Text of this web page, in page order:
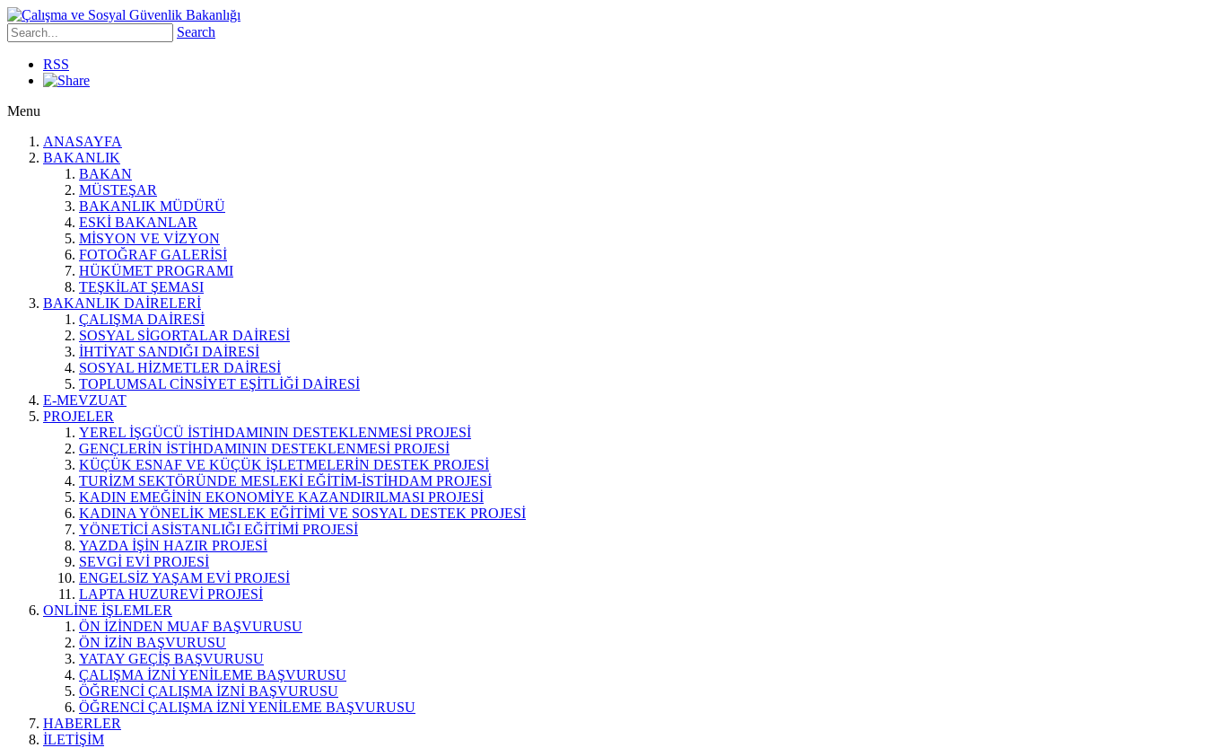
Search
RSS
Menu
ANASAYFA
BAKANLIK
BAKAN
MÜSTEŞAR
BAKANLIK MÜDÜRÜ
ESKİ BAKANLAR
MİSYON VE VİZYON
FOTOĞRAF GALERİSİ
HÜKÜMET PROGRAMI
TEŞKİLAT ŞEMASI
BAKANLIK DAİRELERİ
ÇALIŞMA DAİRESİ
SOSYAL SİGORTALAR DAİRESİ
İHTİYAT SANDIĞI DAİRESİ
SOSYAL HİZMETLER DAİRESİ
TOPLUMSAL CİNSİYET EŞİTLİĞİ DAİRESİ
E-MEVZUAT
PROJELER
YEREL İŞGÜCÜ İSTİHDAMININ DESTEKLENMESİ PROJESİ
GENÇLERİN İSTİHDAMININ DESTEKLENMESİ PROJESİ
KÜÇÜK ESNAF VE KÜÇÜK İŞLETMELERİN DESTEK PROJESİ
TURİZM SEKTÖRÜNDE MESLEKİ EĞİTİM-İSTİHDAM PROJESİ
KADIN EMEĞİNİN EKONOMİYE KAZANDIRILMASI PROJESİ
KADINA YÖNELİK MESLEK EĞİTİMİ VE SOSYAL DESTEK PROJESİ
YÖNETİCİ ASİSTANLIĞI EĞİTİMİ PROJESİ
YAZDA İŞİN HAZIR PROJESİ
SEVGİ EVİ PROJESİ
ENGELSİZ YAŞAM EVİ PROJESİ
LAPTA HUZUREVİ PROJESİ
ONLİNE İŞLEMLER
ÖN İZİNDEN MUAF BAŞVURUSU
ÖN İZİN BAŞVURUSU
YATAY GEÇİŞ BAŞVURUSU
ÇALIŞMA İZNİ YENİLEME BAŞVURUSU
ÖĞRENCİ ÇALIŞMA İZNİ BAŞVURUSU
ÖĞRENCİ ÇALIŞMA İZNİ YENİLEME BAŞVURUSU
HABERLER
İLETİŞİM